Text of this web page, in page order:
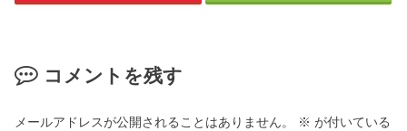
コメントを残す
メールアドレスが公開されることはありません。 ※ が付いている